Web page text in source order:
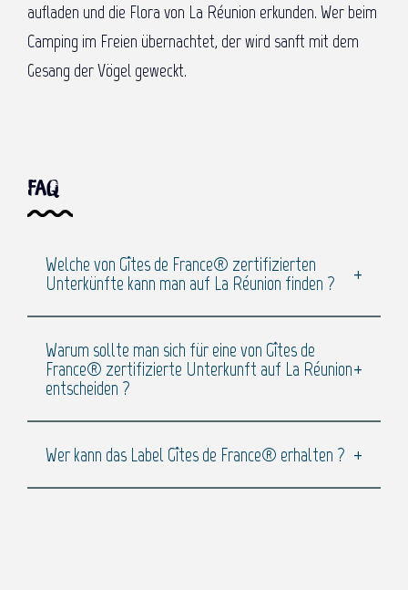
aufladen und die Flora von La Réunion erkunden. Wer beim
Camping im Freien übernachtet, der wird sanft mit dem
Gesang der Vögel geweckt.
FAQ
Welche von Gîtes de France® zertifizierten
Unterkünfte kann man auf La Réunion finden ?
Warum sollte man sich für eine von Gîtes de
France® zertifizierte Unterkunft auf La Réunion
entscheiden ?
Wer kann das Label Gîtes de France® erhalten ?